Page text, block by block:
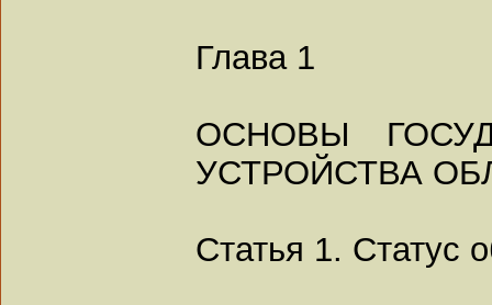
Глава 1
ОСНОВЫ
УСТРОЙСТВА
Статья 1. Статус